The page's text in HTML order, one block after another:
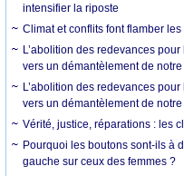
intensifier la riposte
Climat et conflits font flamber
L’abolition des redevances
vers un démantèlement de
L’abolition des redevances
vers un démantèlement de
Vérité, justice, réparations : les
Pourquoi les boutons sont-ils à
gauche sur ceux des femmes ?